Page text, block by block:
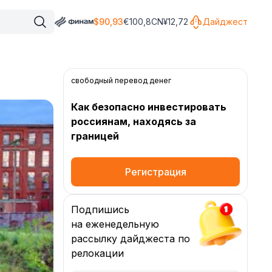
$90,93€100,8CN¥12,72 Дайджест
свободный перевод денег
Как безопасно инвестировать
россиянам, находясь за
границей
Регистрация
Подпишись
на еженедельную
рассылку дайджеста по
релокации